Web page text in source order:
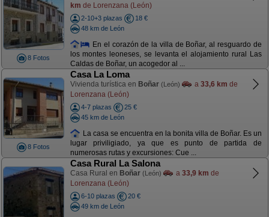
8 Fotos
km de Lorenzana (León)
2-10+3 plazas
18 €
48 km de León
En el corazón de la villa de Boñar, al resguardo de
los montes leoneses, se levanta el alojamiento rural Las
Caldas de Boñar, un acogedor al ...
8 Fotos
Casa La Loma
Vivienda turística en Boñar (León) a 33,6 km de
Lorenzana (León)
4-7 plazas
25 €
45 km de León
La casa se encuentra en la bonita villa de Boñar. Es un
lugar priviligiado, ya que es punto de partida de
numerosas rutas y excursiones: Cue ...
Casa Rural La Salona
Casa Rural en Boñar (León) a 33,9 km de
Lorenzana (León)
6-10 plazas
20 €
49 km de León